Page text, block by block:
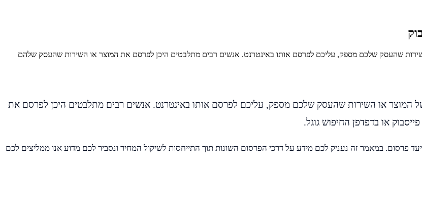
שהעסק שלכם מספק, עליכם לפרסם אותו באינטרנט. אנשים רבים מתלבטים היכן לפרסם את המוצר או השירות שהעסק שלהם
המוצר או השירות שהעסק שלכם מספק, עליכם לפרסם אותו באינטרנט. אנשים רבים מתלבטים היכן לפרסם את
או בדפדפן החיפוש גוגל.
פרסום. במאמר זה נעניק לכם מידע על דרכי הפרסום השונות תוך התייחסות לשיקול המחיר ונסביר לכם מדוע אנו ממליצים לכם